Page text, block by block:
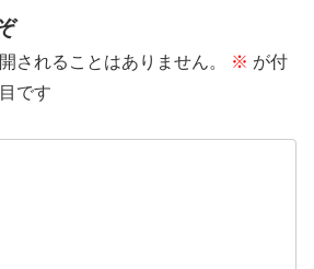
されることはありません。 ※ が付
です